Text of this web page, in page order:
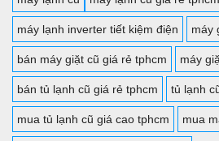
máy lạnh inverter tiết kiệm điện máy
bán máy giặt cũ giá rẻ tphcm máy
bán tủ lạnh cũ giá rẻ tphcm tủ lạnh
mua tủ lạnh cũ giá cao tphcm mua